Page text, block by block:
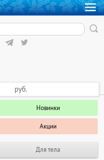
Новинки
Акции
Для тела
руб.